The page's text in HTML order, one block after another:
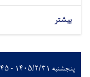
بیشتر
پنجشنبه ۱۴۰۵/۲/۳۱ - ۹:۴۵